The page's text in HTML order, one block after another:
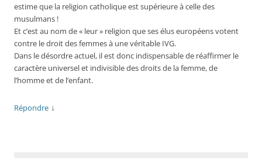
estime que la religion catholique est supérieure à celle des
musulmans !
Et c’est au nom de « leur » religion que ses élus européens votent
contre le droit des femmes à une véritable IVG.
Dans le désordre actuel, il est donc indispensable de réaffirmer le
caractère universel et indivisible des droits de la femme, de
l’homme et de l’enfant.
Répondre ↓